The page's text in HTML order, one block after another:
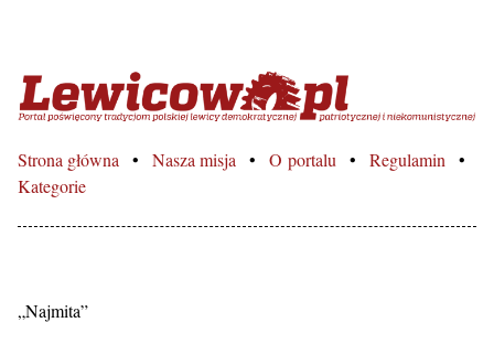
Lewicowo.pl – Portal
Strona główna Nasza misja O portalu
Regulamin
Kategorie
„Najmita”